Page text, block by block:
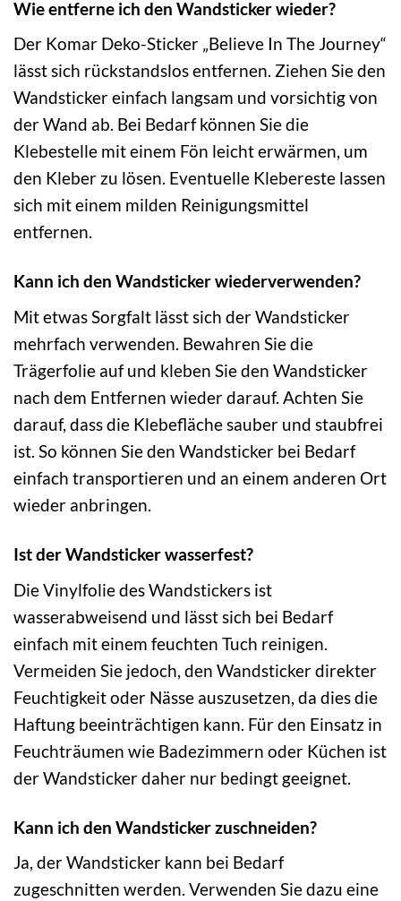
Wie entferne ich den Wandsticker wieder?
Der Komar Deko-Sticker „Believe In The Journey“
lässt sich rückstandslos entfernen. Ziehen Sie den
Wandsticker einfach langsam und vorsichtig von
der Wand ab. Bei Bedarf können Sie die
Klebestelle mit einem Fön leicht erwärmen, um
den Kleber zu lösen. Eventuelle Klebereste lassen
sich mit einem milden Reinigungsmittel
entfernen.
Kann ich den Wandsticker wiederverwenden?
Mit etwas Sorgfalt lässt sich der Wandsticker
mehrfach verwenden. Bewahren Sie die
Trägerfolie auf und kleben Sie den Wandsticker
nach dem Entfernen wieder darauf. Achten Sie
darauf, dass die Klebefläche sauber und staubfrei
ist. So können Sie den Wandsticker bei Bedarf
einfach transportieren und an einem anderen Ort
wieder anbringen.
Ist der Wandsticker wasserfest?
Die Vinylfolie des Wandstickers ist
wasserabweisend und lässt sich bei Bedarf
einfach mit einem feuchten Tuch reinigen.
Vermeiden Sie jedoch, den Wandsticker direkter
Feuchtigkeit oder Nässe auszusetzen, da dies die
Haftung beeinträchtigen kann. Für den Einsatz in
Feuchträumen wie Badezimmern oder Küchen ist
der Wandsticker daher nur bedingt geeignet.
Kann ich den Wandsticker zuschneiden?
Ja, der Wandsticker kann bei Bedarf
zugeschnitten werden. Verwenden Sie dazu eine